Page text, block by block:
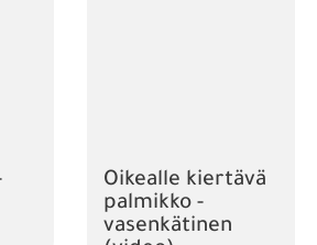
Oikealle kiertävä
palmikko -
vasenkätinen